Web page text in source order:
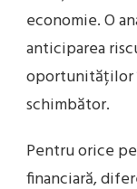
economie. O
anticiparea
oportunităților
schimbător.
Pentru orice
financiară,